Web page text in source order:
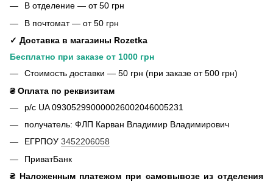
В отделение — от 50 грн
В почтомат — от 50 грн
✓ Доставка в магазины Rozetka
Бесплатно при заказе от 1000 грн
Стоимость доставки — 50 грн (при заказе от 500 грн)
₴ Оплата по реквизитам
р/с UA 093052990000026002046005231
получатель: ФЛП Карван Владимир Владимирович
ЕГРПОУ 3452206058
ПриватБанк
₴ Наложенным платежом при самовывозе из отделения